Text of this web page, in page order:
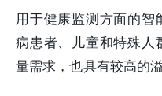
用于健康监测方面的智
病患者、儿童和特殊人
量需求，也具有较高的